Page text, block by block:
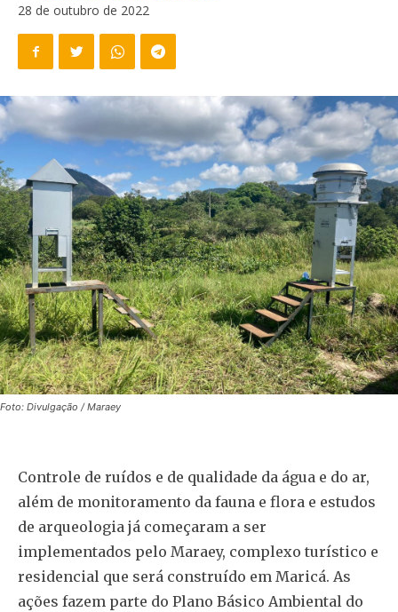
28 de outubro de 2022
Foto: Divulgação / Maraey
Controle de ruídos e de qualidade da água e do ar,
além de monitoramento da fauna e flora e estudos
de arqueologia já começaram a ser
implementados pelo Maraey, complexo turístico e
residencial que será construído em Maricá. As
ações fazem parte do Plano Básico Ambiental do